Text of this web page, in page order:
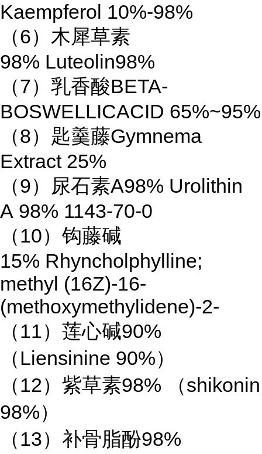
Kaempferol 10%-98%
（6）木犀草素
98% Luteolin98%
（7）乳香酸BETA-
BOSWELLICACID 65%~95%
（8）匙羹藤Gymnema
Extract 25%
（9）尿石素A98% Urolithin
A 98% 1143-70-0
（10）钩藤碱
15% Rhyncholphylline;
methyl (16Z)-16-
(methoxymethylidene)-2-
（11）莲心碱90%
（Liensinine 90%）
（12）紫草素98% （shikonin
98%）
（13）补骨脂酚98%